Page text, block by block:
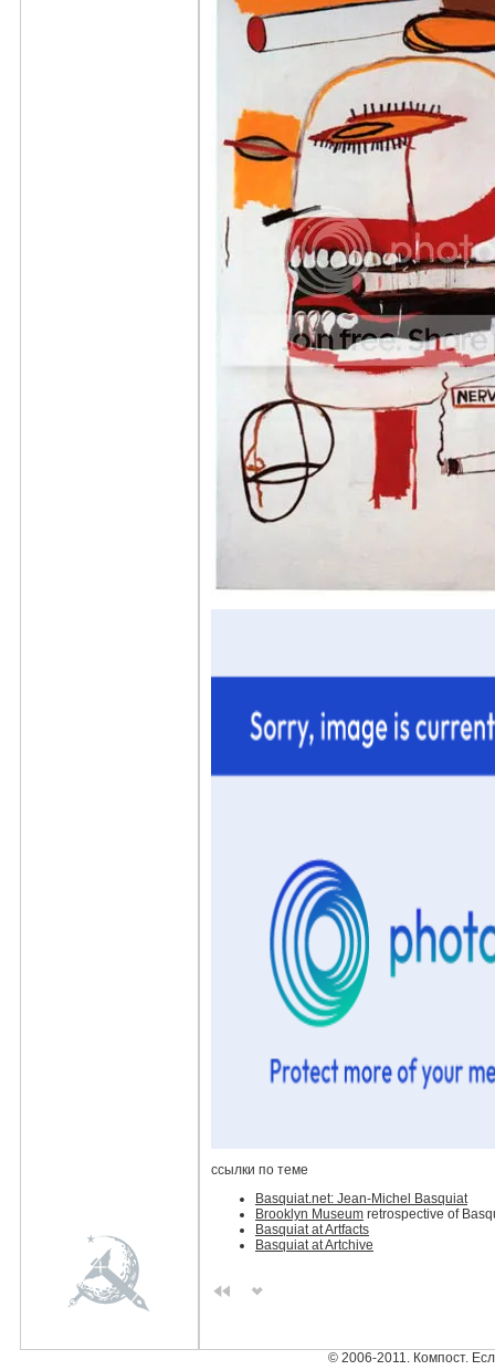
ссылки по теме
Basquiat.net: Jean-Michel Basquiat
Brooklyn Museum retrospective of
Basquiat at Artfacts
Basquiat at Artchive
© 2006-2011. Компост.